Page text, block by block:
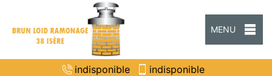
MENU
indisponible indisponible